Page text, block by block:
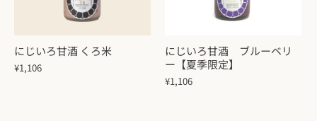
にじいろ甘酒 くろ米
¥1,106
にじいろ甘酒 ブルーベリ
ー【夏季限定】
¥1,106